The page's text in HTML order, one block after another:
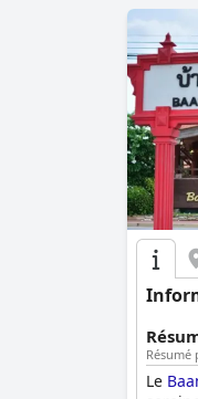
Résumé
Le